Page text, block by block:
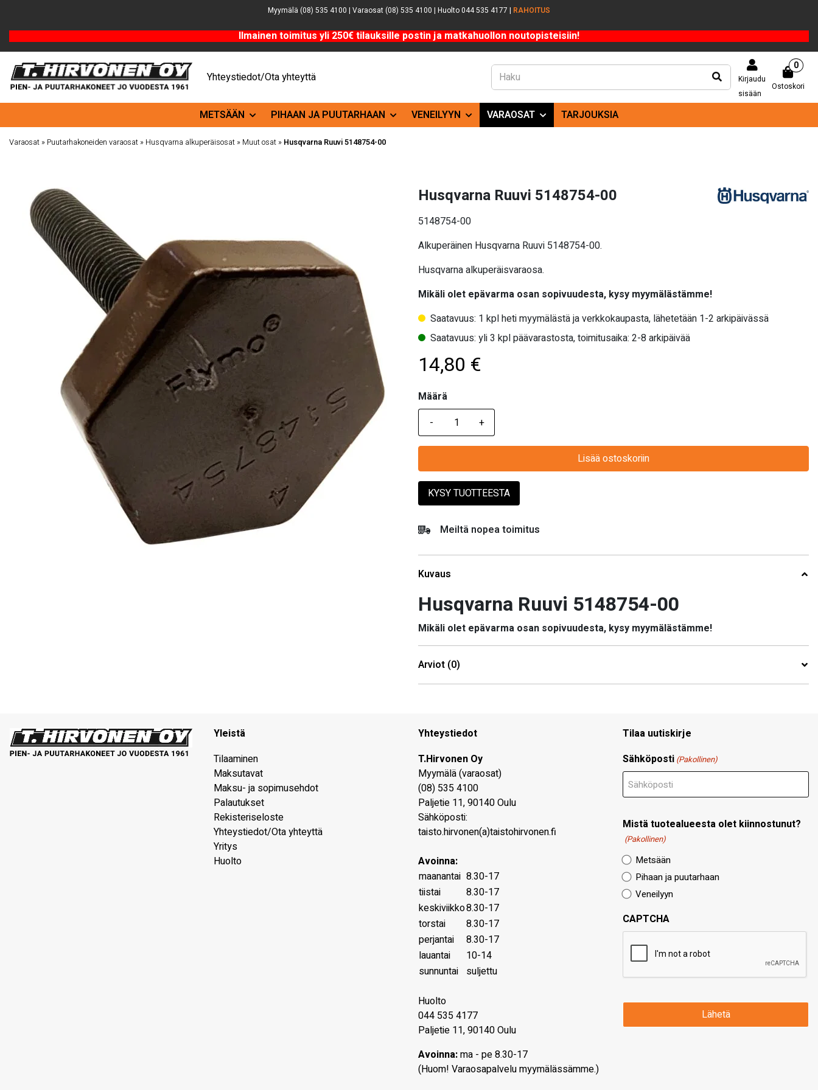
Myymälä (08) 535 4100 | Varaosat (08) 535 4100 | Huolto 044 535 4177 | RAHOITUS
Ilmainen toimitus yli 250€ tilauksille postin ja matkahuollon noutopisteisiin!
Yhteystiedot/Ota yhteyttä
Kirjaudu
sisään
Ostoskori
0
METSÄÄN PIHAAN JA PUUTARHAAN VENEILYYN VARAOSAT TARJOUKSIA
Varaosat » Puutarhakoneiden varaosat » Husqvarna alkuperäisosat » Muut osat » Husqvarna Ruuvi 5148754-00
Husqvarna Ruuvi 5148754-00
5148754-00
Alkuperäinen Husqvarna Ruuvi 5148754-00.
Husqvarna alkuperäisvaraosa.
Mikäli olet epävarma osan sopivuudesta, kysy myymälästämme!
Saatavuus: 1 kpl heti myymälästä ja verkkokaupasta, lähetetään 1-2 arkipäivässä
Saatavuus: yli 3 kpl päävarastosta, toimitusaika: 2-8 arkipäivää
14,80 €
Määrä
Määrä
Lisää ostoskoriin
KYSY TUOTTEESTA
Meiltä nopea toimitus
Kuvaus
Husqvarna Ruuvi 5148754-00
Mikäli olet epävarma osan sopivuudesta, kysy myymälästämme!
Arviot (0)
Yleistä
Tilaaminen
Maksutavat
Maksu- ja sopimusehdot
Palautukset
Rekisteriseloste
Yhteystiedot/Ota yhteyttä
Yritys
Huolto
Yhteystiedot
T.Hirvonen Oy
Myymälä (varaosat)
(08) 535 4100
Paljetie 11,90140Oulu
Sähköposti:
taisto.hirvonen(a)taistohirvonen.fi
Avoinna:
maanantai 8.30-17
tiistai
8.30-17
keskiviikko8.30-17
torstai
8.30-17
perjantai
8.30-17
lauantai
10-14
sunnuntai suljettu
Huolto
044 535 4177
Paljetie 11, 90140 Oulu
Avoinna:ma - pe 8.30-17
(Huom! Varaosapalvelu myymälässämme.)
Tilaa uutiskirje
Sähköposti (Pakollinen)
Mistä tuotealueesta olet kiinnostunut?
(Pakollinen)
Metsään
Pihaan ja puutarhaan
Veneilyyn
CAPTCHA